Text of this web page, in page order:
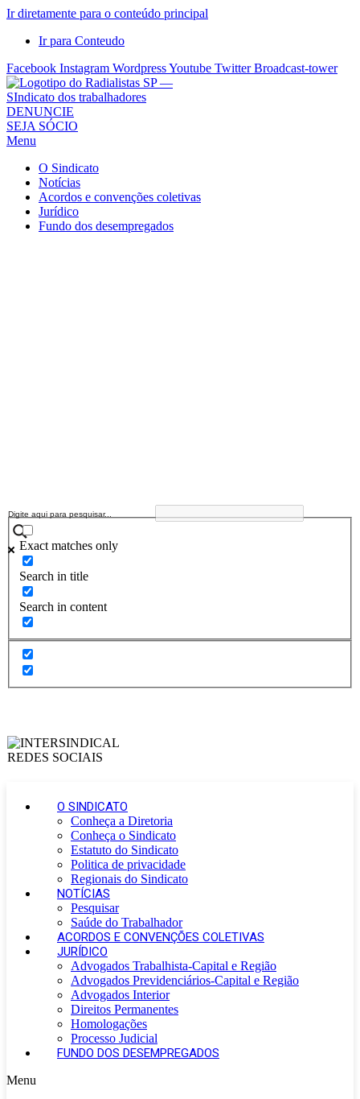
Ir diretamente para o conteúdo principal
Ir para Conteudo
Facebook Instagram WordpressYoutube Twitter Broadcast-tower
Sindicato
dos
Radialistas
São
Paulo
Sindicato
DENUNCIE
SEJA SÓCIO
Menu
O Sindicato
Notícias
Acordos e convenções coletivas
Jurídico
Fundo dos desempregados
Exact matches only
Search in title
Search in content
O SINDICATO
Conheça a Diretoria
Conheça o Sindicato
Estatuto do Sindicato
Politica de privacidade
Regionais do Sindicato
NOTÍCIAS
Pesquisar
Saúde do Trabalhador
ACORDOS E CONVENÇÕES COLETIVAS
JURÍDICO
Advogados Trabalhista-Capital e Região
Advogados Previdenciários-Capital e Região
Advogados Interior
Direitos Permanentes
Homologações
Processo Judicial
FUNDO DOS DESEMPREGADOS
Menu